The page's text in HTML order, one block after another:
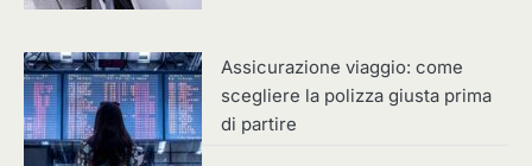
Assicurazione viaggio: come
scegliere la polizza giusta prima
di partire